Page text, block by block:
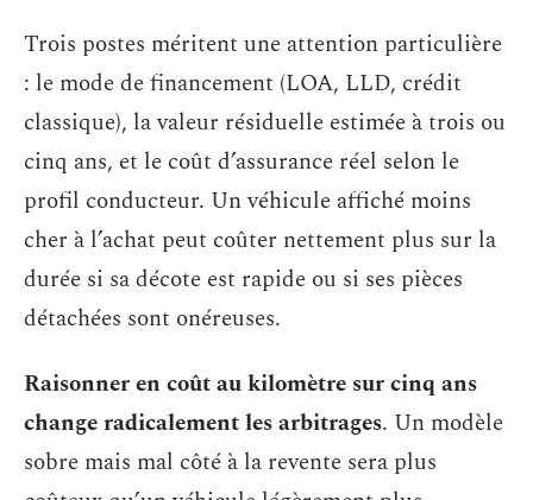
Trois postes méritent une attention particulière
: le mode de financement (LOA, LLD, crédit
classique), la valeur résiduelle estimée à trois ou
cinq ans, et le coût d’assurance réel selon le
profil conducteur. Un véhicule affiché moins
cher à l’achat peut coûter nettement plus sur la
durée si sa décote est rapide ou si ses pièces
détachées sont onéreuses.
Raisonner en coût au kilomètre sur cinq ans
change radicalement les arbitrages. Un modèle
sobre mais mal côté à la revente sera plus